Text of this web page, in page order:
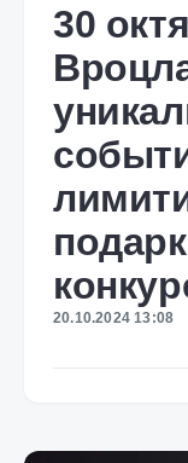
30
20.10.2024 13:08